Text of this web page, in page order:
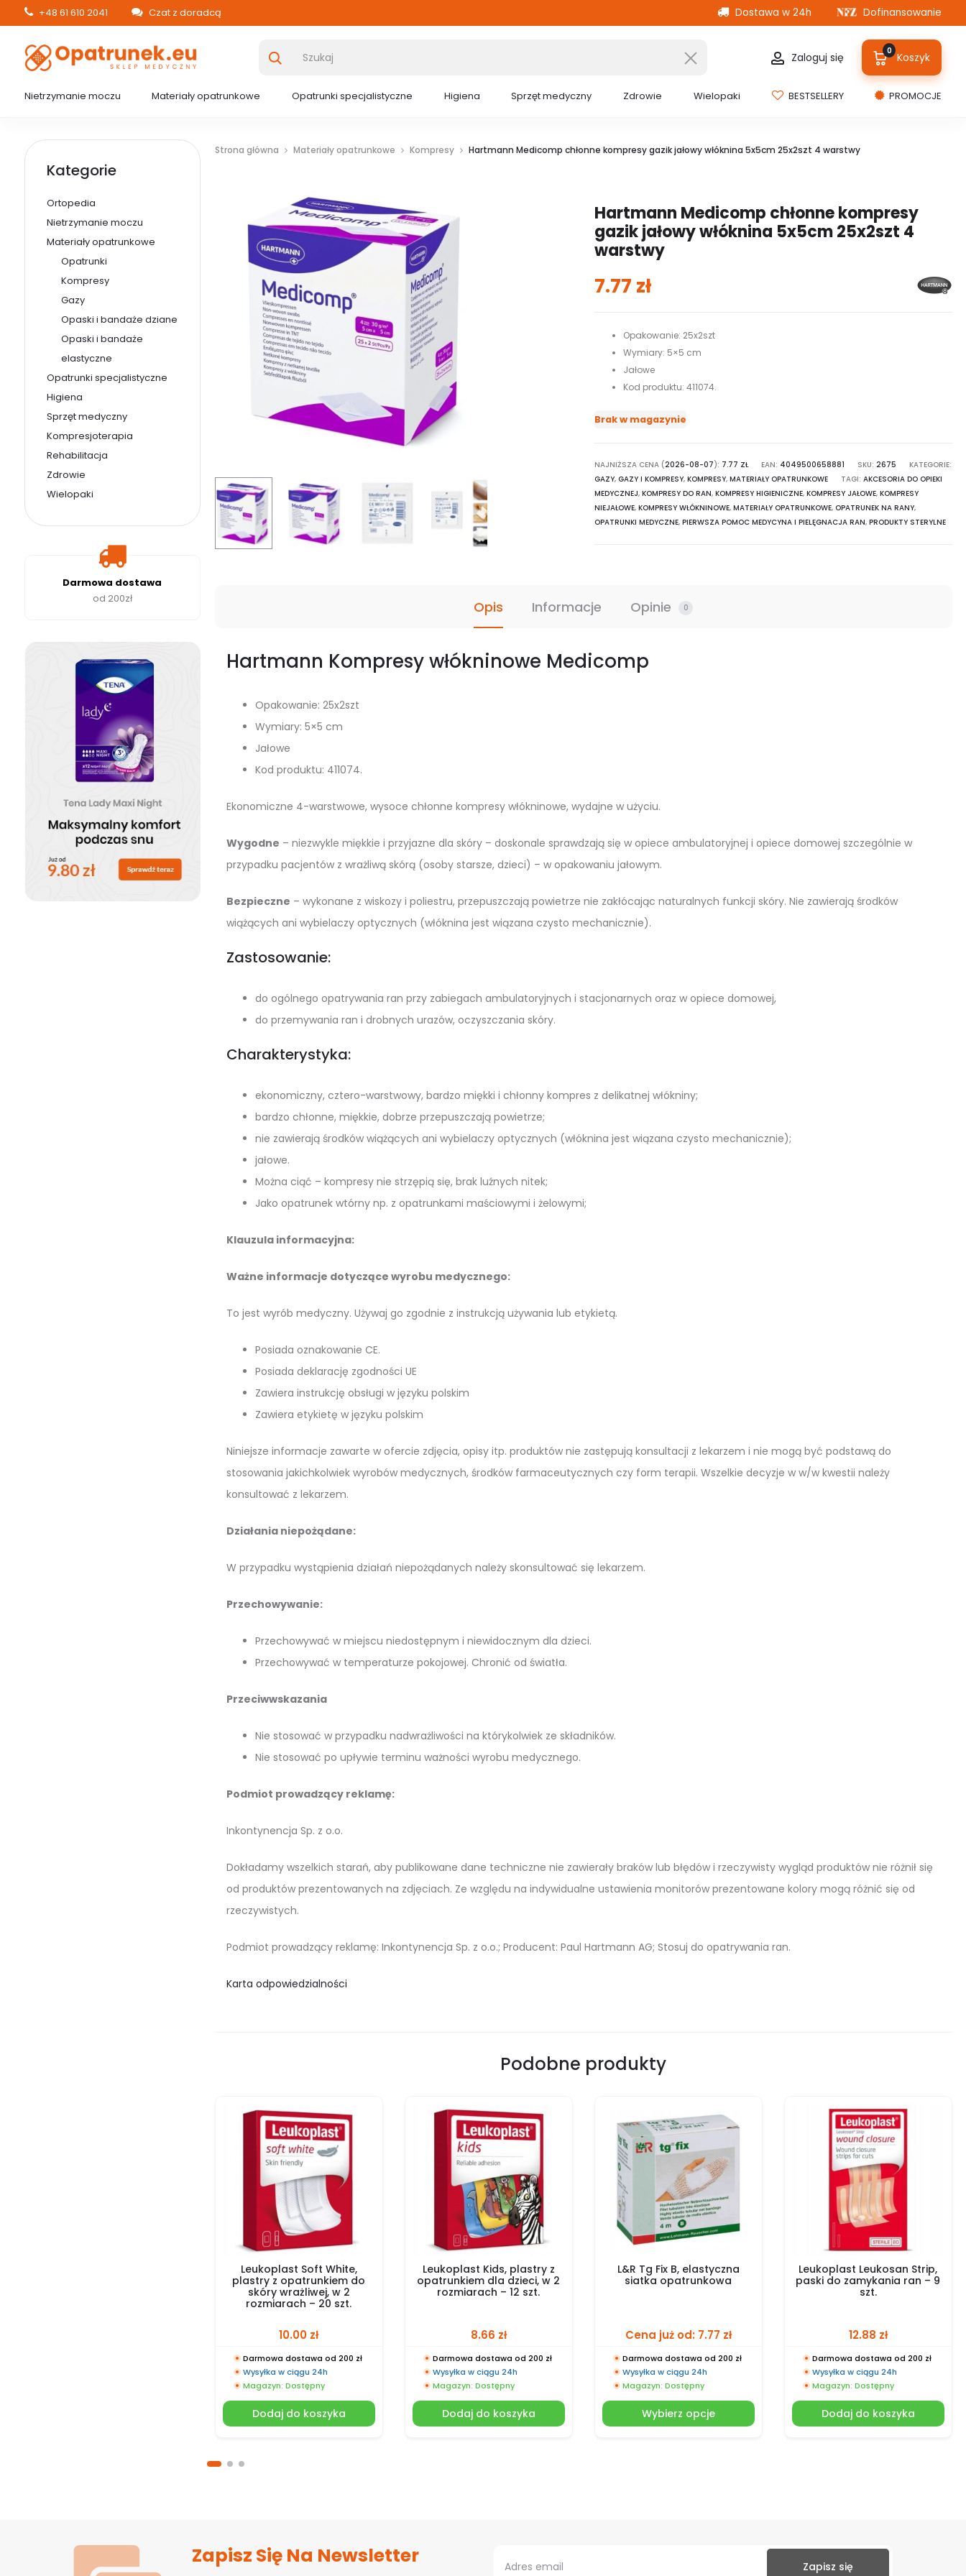
+48 61 610 2041 Czat z doradcą Dostawa w 24h Dofinansowanie
Zaloguj się 0 Koszyk
Nietrzymanie moczu Materiały opatrunkowe Opatrunki specjalistyczne Higiena Sprzęt medyczny Zdrowie Wielopaki BESTSELLERY PROMOCJE
Strona główna Materiały opatrunkowe Kompresy Hartmann Medicomp chłonne kompresy gazik jałowy włóknina 5x5cm 25x2szt 4 warstwy
Hartmann Medicomp chłonne kompresy
gazik jałowy włóknina 5x5cm 25x2szt 4
warstwy
7.77 zł
Opakowanie: 25x2szt
Wymiary: 5×5 cm
Jałowe
Kod produktu: 411074.
Brak w magazynie
NAJNIŻSZA CENA (2026-08-07): 7.77 ZŁ EAN: 4049500658881 SKU: 2675
KATEGORIE:
GAZY, GAZY I KOMPRESY, KOMPRESY, MATERIAŁY OPATRUNKOWE TAGI: AKCESORIA DO OPIEKI
MEDYCZNEJ, KOMPRESY DO RAN, KOMPRESY HIGIENICZNE, KOMPRESY JAŁOWE, KOMPRESY
NIEJAŁOWE, KOMPRESY WŁÓKNINOWE, MATERIAŁY OPATRUNKOWE, OPATRUNEK NA RANY,
OPATRUNKI MEDYCZNE, PIERWSZA POMOC MEDYCYNA I PIELĘGNACJA RAN, PRODUKTY STERYLNE
Opis Informacje Opinie 0
Hartmann Kompresy włókninowe Medicomp
Opakowanie: 25x2szt
Wymiary: 5×5 cm
Jałowe
Kod produktu: 411074.
Ekonomiczne 4-warstwowe, wysoce chłonne kompresy włókninowe, wydajne w użyciu.
Wygodne – niezwykle miękkie i przyjazne dla skóry – doskonale sprawdzają się w opiece ambulatoryjnej i opiece domowej szczególnie w
przypadku pacjentów z wrażliwą skórą (osoby starsze, dzieci) – w opakowaniu jałowym.
Bezpieczne – wykonane z wiskozy i poliestru, przepuszczają powietrze nie zakłócając naturalnych funkcji skóry. Nie zawierają środków
wiążących ani wybielaczy optycznych (włóknina jest wiązana czysto mechanicznie).
Zastosowanie:
do ogólnego opatrywania ran przy zabiegach ambulatoryjnych i stacjonarnych oraz w opiece domowej,
do przemywania ran i drobnych urazów, oczyszczania skóry.
Charakterystyka:
ekonomiczny, cztero-warstwowy, bardzo miękki i chłonny kompres z delikatnej włókniny;
bardzo chłonne, miękkie, dobrze przepuszczają powietrze;
nie zawierają środków wiążących ani wybielaczy optycznych (włóknina jest wiązana czysto mechanicznie);
jałowe.
Można ciąć – kompresy nie strzępią się, brak luźnych nitek;
Jako opatrunek wtórny np. z opatrunkami maściowymi i żelowymi;
Klauzula informacyjna:
Ważne informacje dotyczące wyrobu medycznego:
To jest wyrób medyczny. Używaj go zgodnie z instrukcją używania lub etykietą.
Posiada oznakowanie CE.
Posiada deklarację zgodności UE
Zawiera instrukcję obsługi w języku polskim
Zawiera etykietę w języku polskim
Niniejsze informacje zawarte w ofercie zdjęcia, opisy itp. produktów nie zastępują konsultacji z lekarzem i nie mogą być podstawą do
stosowania jakichkolwiek wyrobów medycznych, środków farmaceutycznych czy form terapii. Wszelkie decyzje w w/w kwestii należy
konsultować z lekarzem.
Działania niepożądane:
W przypadku wystąpienia działań niepożądanych należy skonsultować się lekarzem.
Przechowywanie:
Przechowywać w miejscu niedostępnym i niewidocznym dla dzieci.
Przechowywać w temperaturze pokojowej. Chronić od światła.
Przeciwwskazania
Nie stosować w przypadku nadwrażliwości na którykolwiek ze składników.
Nie stosować po upływie terminu ważności wyrobu medycznego.
Podmiot prowadzący reklamę:
Inkontynencja Sp. z o.o.
Dokładamy wszelkich starań, aby publikowane dane techniczne nie zawierały braków lub błędów i rzeczywisty wygląd produktów nie różnił się
od produktów prezentowanych na zdjęciach. Ze względu na indywidualne ustawienia monitorów prezentowane kolory mogą różnić się od
rzeczywistych.
Podmiot prowadzący reklamę: Inkontynencja Sp. z o.o.; Producent: Paul Hartmann AG; Stosuj do opatrywania ran.
Karta odpowiedzialności
Podobne produkty
Leukoplast Soft White,
plastry z opatrunkiem do
skóry wrażliwej, w 2
rozmiarach – 20 szt.
10.00 zł
Darmowa dostawa od 200 zł
Wysyłka w ciągu 24h
Magazyn: Dostępny
Dodaj do koszyka
Leukoplast Kids, plastry z
opatrunkiem dla dzieci, w 2
rozmiarach – 12 szt.
8.66 zł
Darmowa dostawa od 200 zł
Wysyłka w ciągu 24h
Magazyn: Dostępny
Dodaj do koszyka
L&R Tg Fix B, elastyczna
siatka opatrunkowa
Cena już od: 7.77 zł
Darmowa dostawa od 200 zł
Wysyłka w ciągu 24h
Magazyn: Dostępny
Wybierz opcje
Leukoplast Leukosan Strip,
paski do zamykania ran – 9
szt.
12.88 zł
Darmowa dostawa od 200 zł
Wysyłka w ciągu 24h
Magazyn: Dostępny
Dodaj do koszyka
Kategorie
Ortopedia
Nietrzymanie moczu
Materiały opatrunkowe
Opatrunki
Kompresy
Gazy
Opaski i bandaże dziane
Opaski i bandaże
elastyczne
Opatrunki specjalistyczne
Higiena
Sprzęt medyczny
Kompresjoterapia
Rehabilitacja
Zdrowie
Wielopaki
Darmowa dostawa
od 200zł
Zapisz Się Na Newsletter